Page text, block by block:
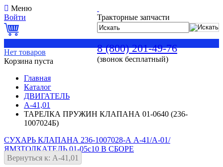
Тракторные запчасти
8 (800) 201-49-76
(звонок бесплатный)
Меню
Войти
Нет товаров
Корзина пуста
Главная
Каталог
ДВИГАТЕЛЬ
А-41,01
ТАРЕЛКА ПРУЖИН КЛАПАНА 01-0640 (236-
1007024Б)
СУХАРЬ КЛАПАНА 236-1007028-А А-41/А-01/
ЯМЗТОЛКАТЕЛЬ 01-05с10 В СБОРЕ
Вернуться к: А-41,01